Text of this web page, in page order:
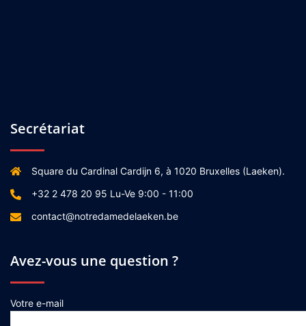
Secrétariat
Square du Cardinal Cardijn 6, à 1020 Bruxelles (Laeken).
+32 2 478 20 95 Lu-Ve 9:00 - 11:00
contact@notredamedelaeken.be
Avez-vous une question ?
Votre e-mail